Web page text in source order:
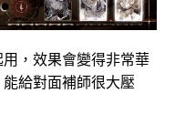
，效果會變得非常華
給對面補師很大壓